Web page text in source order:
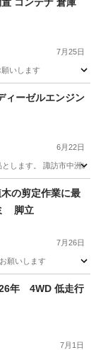
7月25日
いします
ィーゼルエンジン
6月22日
します。 諏訪市中洲
の剪定作業に最
脚立
7月26日
願いします
年 4WD 低走行
7月1日